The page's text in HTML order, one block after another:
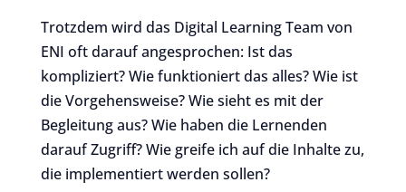
Trotzdem wird das Digital Learning Team von
ENI oft darauf angesprochen: Ist das
kompliziert? Wie funktioniert das alles? Wie ist
die Vorgehensweise? Wie sieht es mit der
Begleitung aus? Wie haben die Lernenden
darauf Zugriff? Wie greife ich auf die Inhalte zu,
die implementiert werden sollen?